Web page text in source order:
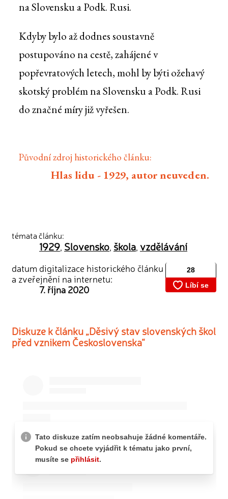
na Slovensku a Podk. Rusi.
Kdyby bylo až dodnes soustavně
postupováno na cestě, zahájené v
popřevratových letech, mohl by býti ožehavý
skotský problém na Slovensku a Podk. Rusi
do značné míry již vyřešen.
Původní zdroj historického článku:
Hlas lidu - 1929, autor neuveden.
témata článku:
1929, Slovensko, škola, vzdělávání
datum digitalizace historického článku
a zveřejnění na internetu:
7. října 2020
Diskuze k článku „Děsivý stav slovenských škol
před vznikem Československa“